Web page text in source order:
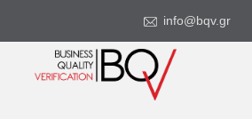
info@bqv.gr